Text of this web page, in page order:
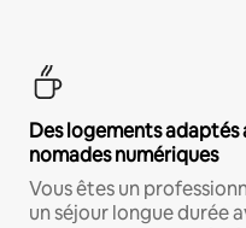
Des logements adaptés
nomades numériques
Vous êtes un
un séjour longue durée